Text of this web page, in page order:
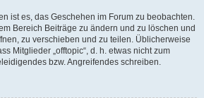
ist es, das Geschehen im Forum zu beobachten.
Bereich Beiträge zu ändern und zu löschen und
zu verschieben und zu teilen. Üblicherweise
Mitglieder „offtopic“, d. h. etwas nicht zum
bzw. Angreifendes schreiben.